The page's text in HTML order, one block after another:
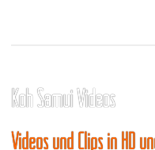
Koh Samui Videos
Videos und Clips in HD